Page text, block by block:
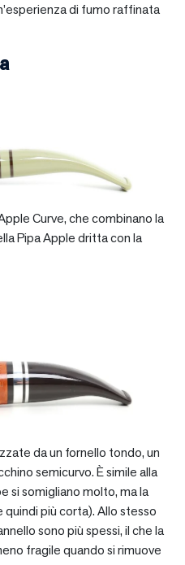
di fumo raffinata
Curve, che combinano la
Pipa Apple dritta con la
da un fornello tondo, un
semicurvo. È simile alla
si somigliano molto, ma la
più corta). Allo stesso
sono più spessi, il che la
fragile quando si rimuove